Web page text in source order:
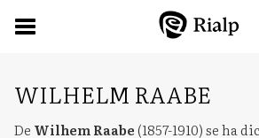
WILHELM RAABE
De Wilhem Raabe(1857-1910) se ha